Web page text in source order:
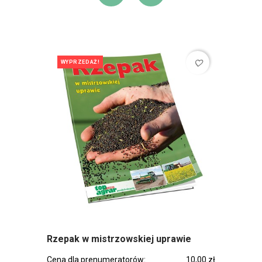
DODAJ DO
DODAJ DO
WYPRZEDAŻ! favorite_border
Rzepak w mistrzowskiej uprawie
Cena dla prenumeratorów: 10,00 zł